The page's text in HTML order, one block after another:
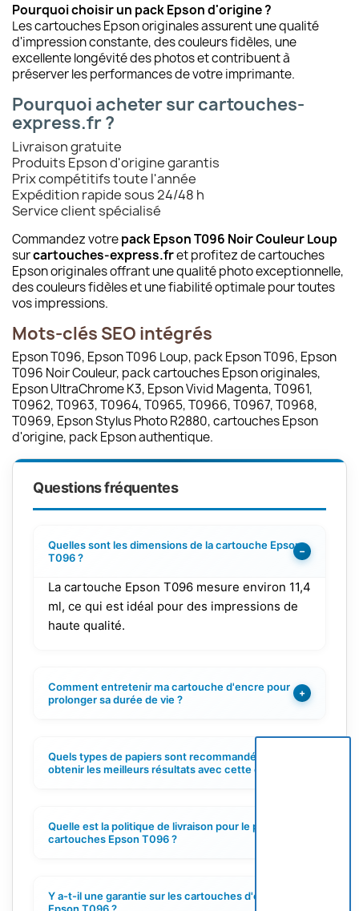
Pourquoi choisir un pack Epson d'origine ?
Les cartouches Epson originales assurent une qualité
d'impression constante, des couleurs fidèles, une
excellente longévité des photos et contribuent à
préserver les performances de votre imprimante.
Pourquoi acheter sur cartouches-
express.fr ?
Livraison gratuite
Produits Epson d'origine garantis
Prix compétitifs toute l'année
Expédition rapide sous 24/48 h
Service client spécialisé
Commandez votrepack Epson T096 Noir Couleur Loup
surcartouches-express.fret profitez de cartouches
Epson originales offrant une qualité photo exceptionnelle,
des couleurs fidèles et une fiabilité optimale pour toutes
vos impressions.
Mots-clés SEO intégrés
Epson T096, Epson T096 Loup, pack Epson T096, Epson
T096 Noir Couleur, pack cartouches Epson originales,
Epson UltraChrome K3, Epson Vivid Magenta, T0961,
T0962, T0963, T0964, T0965, T0966, T0967, T0968,
T0969, Epson Stylus Photo R2880, cartouches Epson
d'origine, pack Epson authentique.
Questions fréquentes
Quelles sont les dimensions de la cartouche Epson
T096 ?
−
La cartouche Epson T096 mesure environ 11,4
ml, ce qui est idéal pour des impressions de
haute qualité.
Comment entretenir ma cartouche d'encre pour
prolonger sa durée de vie ?
+
Quels types de papiers sont recommandés pour
obtenir les meilleurs résultats avec cette encre ?
Quelle est la politique de livraison pour le pack de
cartouches Epson T096 ?
Y a-t-il une garantie sur les cartouches d'encre
Epson T096 ?